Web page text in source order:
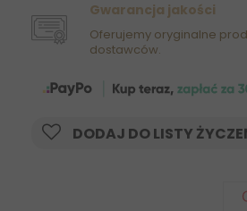
Gwarancja jakości
Oferujemy oryginalne
dostawców.
DODAJ DO LISTY